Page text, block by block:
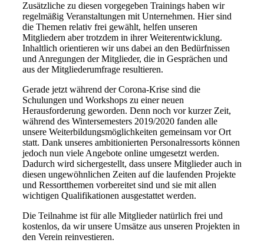
Zusätzliche zu diesen vorgegeben Trainings haben wir
regelmäßig Veranstaltungen mit Unternehmen. Hier sind
die Themen relativ frei gewählt, helfen unseren
Mitgliedern aber trotzdem in ihrer Weiterentwicklung.
Inhaltlich orientieren wir uns dabei an den Bedürfnissen
und Anregungen der Mitglieder, die in Gesprächen und
aus der Mitgliederumfrage resultieren.
Gerade jetzt während der Corona-Krise sind die
Schulungen und Workshops zu einer neuen
Herausforderung geworden. Denn noch vor kurzer Zeit,
während des Wintersemesters 2019/2020 fanden alle
unsere Weiterbildungsmöglichkeiten gemeinsam vor Ort
statt. Dank unseres ambitionierten Personalressorts können
jedoch nun viele Angebote online umgesetzt werden.
Dadurch wird sichergestellt, dass unsere Mitglieder auch in
diesen ungewöhnlichen Zeiten auf die laufenden Projekte
und Ressortthemen vorbereitet sind und sie mit allen
wichtigen Qualifikationen ausgestattet werden.
Die Teilnahme ist für alle Mitglieder natürlich frei und
kostenlos, da wir unsere Umsätze aus unseren Projekten in
den Verein reinvestieren.